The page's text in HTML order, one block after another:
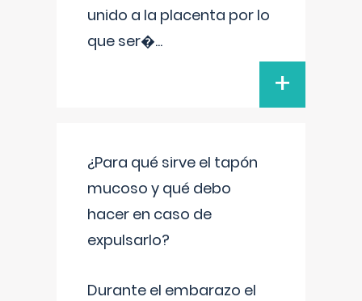
unido a la placenta por lo
que ser�...
+
¿Para qué sirve el tapón
mucoso y qué debo
hacer en caso de
expulsarlo?
Durante el embarazo el